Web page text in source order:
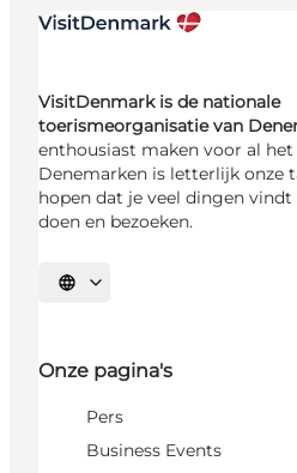
VisitDenmark is de nationale
toerismeorganisatie van
enthousiast maken voor al
Denemarken is letterlijk onze
hopen dat je veel dingen
doen en bezoeken.
Selecteer taal
Onze pagina's
Pers
Business Events